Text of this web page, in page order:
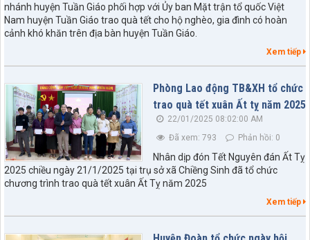
nhánh huyện Tuần Giáo phối hợp với Ủy ban Mặt trận tổ quốc Việt
Nam huyện Tuần Giáo trao quà tết cho hộ nghèo, gia đình có hoàn
cảnh khó khăn trên địa bàn huyện Tuần Giáo.
Xem tiếp
Phòng Lao động TB&XH tổ chức
trao quà tết xuân Ất tỵ năm 2025
22/01/2025 08:02:00 AM
Đã xem: 793
Phản hồi: 0
Nhân dịp đón Tết Nguyên đán Ất Tỵ
2025 chiều ngày 21/1/2025 tại trụ sở xã Chiềng Sinh đã tổ chức
chương trình trao quà tết xuân Ất Tỵ năm 2025
Xem tiếp